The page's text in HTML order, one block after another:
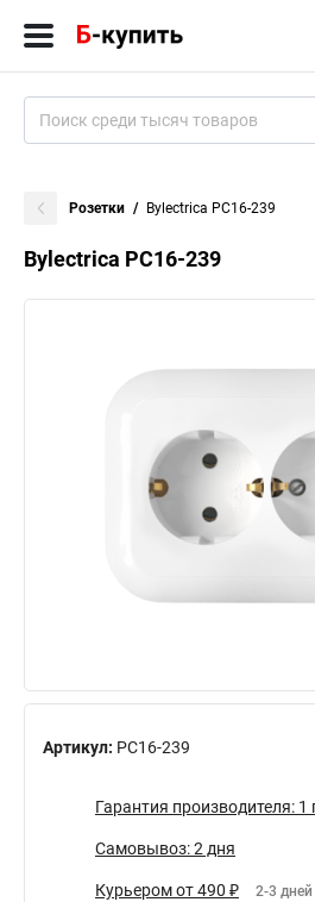
Розетки Bylectrica РС16-239
Bylectrica РС16-239
Артикул: РС16-239
Гарантия производителя: 1
Самовывоз: 2 дня
Курьером от 490 ₽ 2-3 дней